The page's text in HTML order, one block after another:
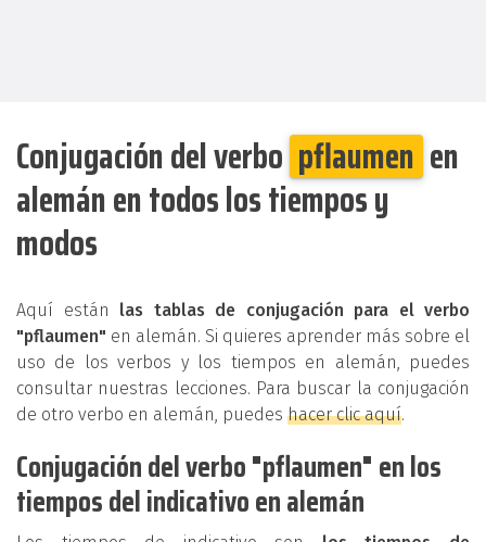
Conjugación del verbo pflaumen en
alemán en todos los tiempos y
modos
Aquí están las tablas de conjugación para el verbo
"pflaumen" en alemán. Si quieres aprender más sobre el
uso de los verbos y los tiempos en alemán, puedes
consultar nuestras lecciones. Para buscar la conjugación
de otro verbo en alemán, puedes hacer clic aquí.
Conjugación del verbo "pflaumen" en los
tiempos del indicativo en alemán